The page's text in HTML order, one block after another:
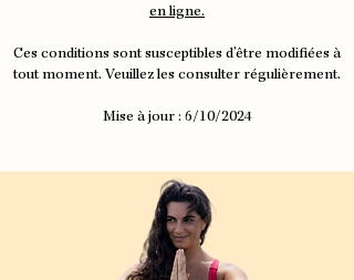
en ligne.
Ces conditions sont susceptibles d'être modifiées à
tout moment. Veuillez les consulter régulièrement.
Mise à jour : 6/10/2024